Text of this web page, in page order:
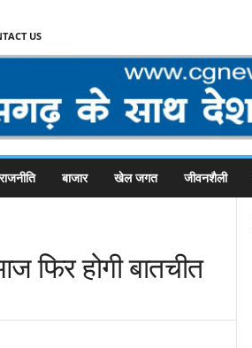
US
बाजार खेल जगत जीवनशैली
फिर होगी बातचीत